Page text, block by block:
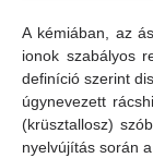
A kémiában, az
ionok szabályos
definíció szerint
úgynevezett
(krüsztallosz)
nyelvújítás során